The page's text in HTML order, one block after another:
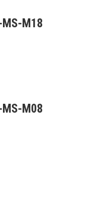
M18
M08